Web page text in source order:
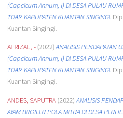
(Capcicum Annum, l) DI DESA PULAU
TOAR KABUPATEN KUANTAN SINGINGI.
Kuantan Singingi.
AFRIZAL, -(2022)ANALISIS PENDAPATAN
(Capcicum Annum, l) DI DESA PULAU
TOAR KABUPATEN KUANTAN SINGINGI.
Kuantan Singingi.
ANDES, SAPUTRA(2022)ANALISIS
AYAM BROILER POLA MITRA DI DESA